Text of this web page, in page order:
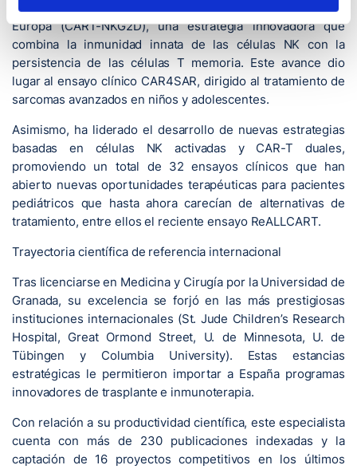
desarrollo del primer CAR-T académico pediátrico de
Europa (CART-NKG2D), una estrategia innovadora que
combina la inmunidad innata de las células NK con la
persistencia de las células T memoria. Este avance dio
lugar al ensayo clínico CAR4SAR, dirigido al tratamiento de
sarcomas avanzados en niños y adolescentes.
Asimismo, ha liderado el desarrollo de nuevas estrategias
basadas en células NK activadas y CAR-T duales,
promoviendo un total de 32 ensayos clínicos que han
abierto nuevas oportunidades terapéuticas para pacientes
pediátricos que hasta ahora carecían de alternativas de
tratamiento, entre ellos el reciente ensayo ReALLCART.
Trayectoria científica de referencia internacional
Tras licenciarse en Medicina y Cirugía por la Universidad de
Granada, su excelencia se forjó en las más prestigiosas
instituciones internacionales (St. Jude Children’s Research
Hospital, Great Ormond Street, U. de Minnesota, U. de
Tübingen y Columbia University). Estas estancias
estratégicas le permitieron importar a España programas
innovadores de trasplante e inmunoterapia.
Con relación a su productividad científica, este especialista
cuenta con más de 230 publicaciones indexadas y la
captación de 16 proyectos competitivos en los últimos